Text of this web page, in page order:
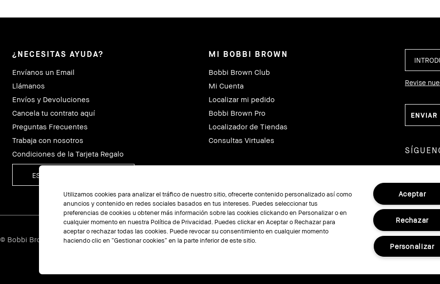
¿NECESITAS AYUDA?
Envíanos un Email
Llámanos
Envíos y Devoluciones
Cancela tu contrato aquí
Preguntas Frecuentes
Trabaja con nosotros
Condiciones de la Tarjeta Regalo
ESPAÑA
MI BOBBI BROWN
Bobbi Brown Club
Mi Cuenta
Localizar mi pedido
Bobbi Brown Pro
Localizador de Tiendas
Consultas Virtuales
Revise
© Bobbi Brown Professional Cosmetics, Inc. Reservados todos los derechos en todo el mundo. TÉRMINOS Y
Utilizamos cookies para analizar el tráfico de nuestro sitio, ofrecerte contenido personalizado así como
anuncios y contenido en redes sociales basados en tus intereses. Puedes seleccionar tus
preferencias de cookies u obtener más información sobre las cookies clickando en Personalizar o en
cualquier momento en nuestra Política de Privacidad. Puedes clickar en Aceptar o Rechazar para
aceptar o rechazar todas las cookies. Puede revocar su consentimiento en cualquier momento
haciendo clic en “Gestionar cookies” en la parte inferior de este sitio.
Aceptar
Rechazar
Personalizar